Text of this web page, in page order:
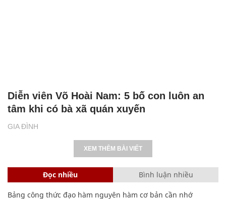
GIA ĐÌNH
Diễn viên Võ Hoài Nam: 5 bố con luôn an
tâm khi có bà xã quán xuyến
XEM THÊM BÀI VIẾT
Đọc nhiều Bình luận nhiều
Bảng công thức đạo hàm nguyên hàm cơ bản cần nhớ